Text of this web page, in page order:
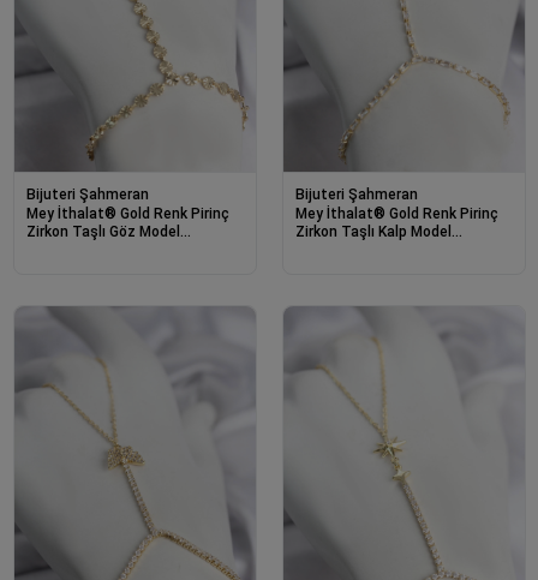
Bijuteri Şahmeran
Mey İthalat® Gold Renk Pirinç
Zirkon Taşlı Göz Model
Bijuteri Şahmeran
Mey İthalat® Gold Renk Pirinç
Zirkon Taşlı Kalp Model